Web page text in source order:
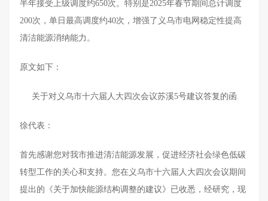
半年接受上级调度约650次。特别是2025年春节期间总计调度
200次，单日最高调度约40次，增强了义乌市电网稳定性提高
清洁能源消纳能力。
原文如下：
关于对义乌市十六届人大四次会议苏溪5号建议答复的函
徐代表：
首先感谢您对我市推进清洁能源发展，促进经济社会绿色低碳
转型工作的关心和支持。您在义乌市十六届人大四次会议期间
提出的《关于加快能源结构调整的建议》已收悉，经研究，现